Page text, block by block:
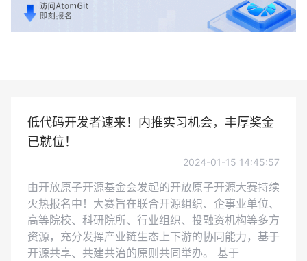
低代码开发者速来！内推实习机会，丰厚奖金
已就位！
2024-01-15 14:45:57
由开放原子开源基金会发起的开放原子开源大赛持续
火热报名中！大赛旨在联合开源组织、企事业单位、
高等院校、科研院所、行业组织、投融资机构等多方
资源，充分发挥产业链生态上下游的协同能力，基于
开源共享、共建共治的原则共同举办。 基于